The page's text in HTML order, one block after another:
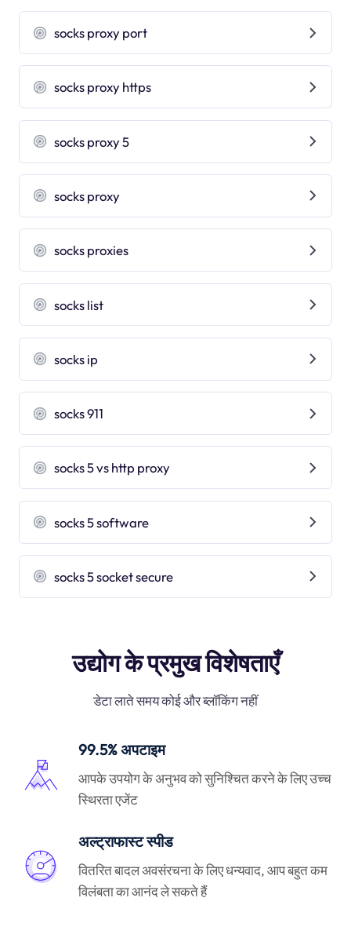
socks proxy port
socks proxy https
socks proxy 5
socks proxy
socks proxies
socks list
socks ip
socks 911
socks 5 vs http proxy
socks 5 software
socks 5 socket secure
उद्योग के प्रमुख विशेषताएँ
डेटा लाते समय कोई और ब्लॉकिंग नहीं
99.5% अपटाइम
आपके उपयोग के अनुभव को सुनिश्चित करने के लिए उच्च
स्थिरता एजेंट
अल्ट्राफास्ट स्पीड
वितरित बादल अवसंरचना के लिए धन्यवाद, आप बहुत कम
विलंबता का आनंद ले सकते हैं